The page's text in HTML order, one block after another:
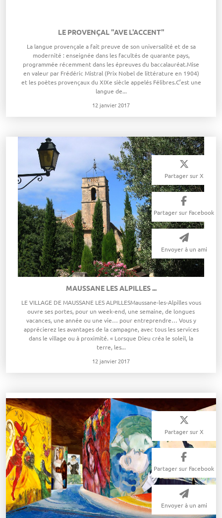
LE PROVENÇAL "AVE L'ACCENT"
​La langue provençale a fait preuve de son universalité et de sa
modernité : enseignée dans les facultés de quarante pays,
programmée récemment dans les épreuves du baccalauréat.Mise
en valeur par Frédéric Mistral (Prix Nobel de littérature en 1904)
et les poètes provençaux du XIXe siècle appelés Félibres.C’est une
langue de...
12 janvier 2017
Partager sur X
Partager sur Facebook
Envoyer à un ami
MAUSSANE LES ALPILLES ...
LE VILLAGE DE MAUSSANE LES ALPILLES​Maussane-les-Alpilles vous
ouvre ses portes, pour un week-end, une semaine, de longues
vacances, une année ou une vie… pour entreprendre… Vous y
apprécierez les avantages de la campagne, avec tous les services
dans le village ou à proximité. « Lorsque Dieu créa le soleil, la
terre, les...
12 janvier 2017
Partager sur X
Partager sur Facebook
Envoyer à un ami